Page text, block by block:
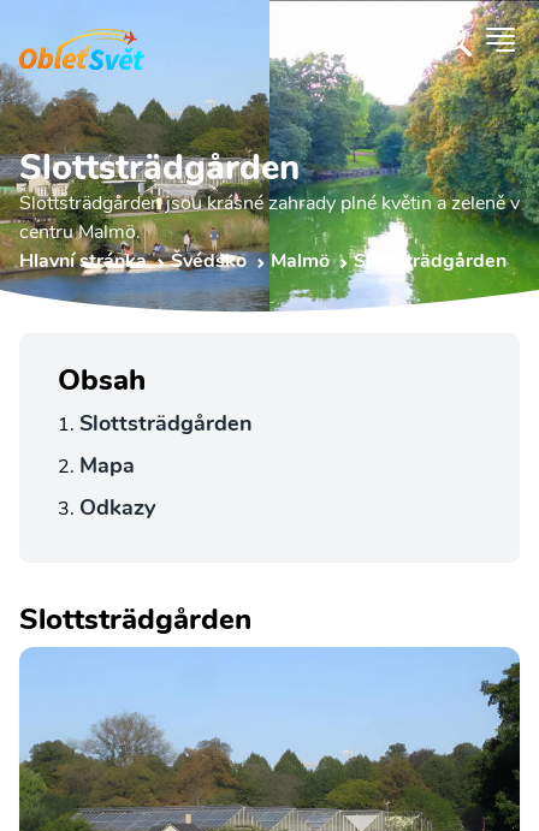
Slottsträdgården
Slottsträdgården jsou krásné zahrady plné květin a zeleně v
centru Malmö.
Hlavní stránka
Švédsko Malmö Slottsträdgården
Obsah
Slottsträdgården
Mapa
Odkazy
Slottsträdgården